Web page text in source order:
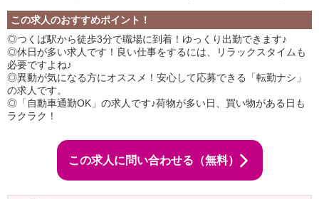
この求人のおすすめポイント！
◎つくば駅から徒歩3分で職場に到着！ゆっくり出勤できます♪
◎休日が多い求人です！良い仕事をするには、リラックスタイムも
必要ですよね♪
◎異動が気になる方にオススメ！安心して応募できる「転勤ナシ」
の求人です。
◎「自動車通勤OK」の求人です♪荷物が多い日、買い物がある日も
ラクラク！
この求人に問い合わせる（無料）